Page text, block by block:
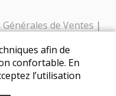
de Ventes |
- 67720 Hoerdt -
79 20
afin de
confortable. En
l’utilisation